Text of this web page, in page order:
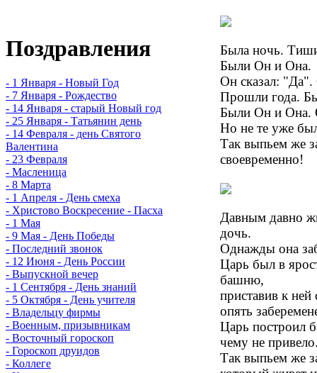
Поздравления
- 1 Января - Новый Год
- 7 Января - Рождество
- 14 Января - старый Новый год
- 25 Января - Татьянин день
- 14 Февраля - день Святого
Валентина
- 23 Февраля
- Масленица
- 8 Марта
- 1 Апреля - День смеха
- Христово Воскресение - Пасха
- 1 Мая
- 9 Мая - День Победы
- Последний звонок
- 12 Июня - День России
- Выпускной вечер
- 1 Сентября - День знаний
- 5 Октября - День учителя
- Владельцу фирмы
- Военным, призывникам
- Восточный гороскоп
- Гороскоп друидов
- Коллеге
Была ночь.
Были Он и Она.
Он сказал: "Да".
Прошли года.
Были Он и Она.
Но не те уже
Так выпьем же
своевременно!
Давным давно
дочь.
Однажды она
Царь был в
башню,
приставив к
опять
Царь построил
чему не
Так выпьем же